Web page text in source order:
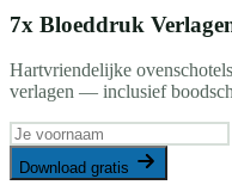
7x Bloeddruk
Hartvriendelijke
verlagen — inclusief
Download gratis